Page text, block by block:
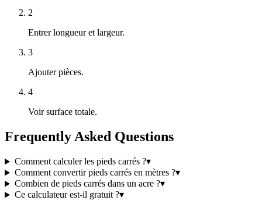
2
Entrer longueur et largeur.
3
Ajouter pièces.
4
Voir surface totale.
Frequently Asked Questions
Comment calculer les pieds carrés ?▾
Comment convertir pieds carrés en mètres ?▾
Combien de pieds carrés dans un acre ?▾
Ce calculateur est-il gratuit ?▾